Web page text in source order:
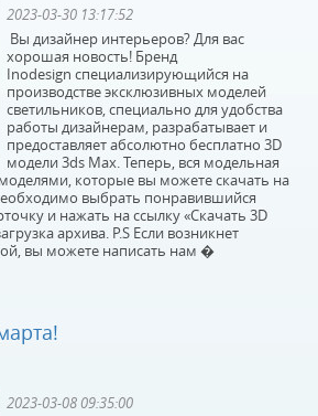
2023-03-30 13:17:52
Вы дизайнер интерьеров? Для вас
хорошая новость! Бренд
Inodesign специализирующийся на
производстве эксклюзивных моделей
светильников, специально для удобства
работы дизайнерам, разрабатывает и
предоставляет абсолютно бесплатно 3D
модели 3ds Max. Теперь, вся модельная
которые вы можете скачать на
выбрать понравившийся
и нажать на ссылку «Скачать 3D
архива. P.S Если возникнет
вы можете написать нам �
2023-03-08 09:35:00